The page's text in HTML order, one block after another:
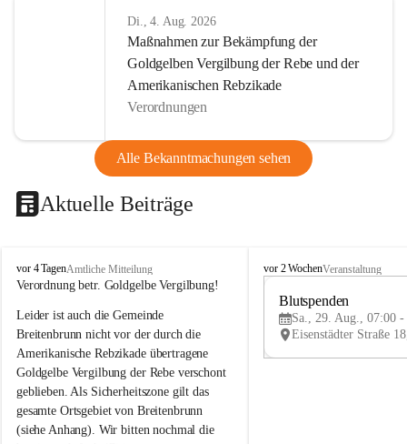
Di., 4. Aug. 2026
Maßnahmen zur Bekämpfung der
Goldgelben Vergilbung der Rebe und der
Amerikanischen Rebzikade
Verordnungen
Alle Bekanntmachungen sehen
Aktuelle Beiträge
B
r
i
t
e
n
b
r
u
n
vor 4 TagenAmtliche Mitteilung
Verordnung betr. Goldgelbe Vergilbung!
Leider ist auch die Gemeinde
Breitenbrunn nicht vor der durch die
Amerikanische Rebzikade übertragene
Goldgelbe Vergilbung der Rebe verschont
geblieben. Als Sicherheitszone gilt das
gesamte Ortsgebiet von Breitenbrunn
(siehe Anhang). Wir bitten nochmal die
B
e
vor 2 WochenVeranstaltung
Blutspenden
Sa., 29. Aug., 07:00 -